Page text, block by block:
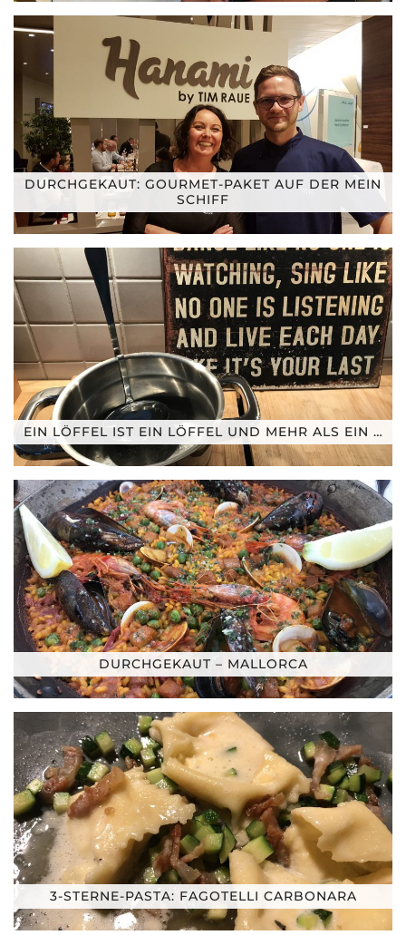
DURCHGEKAUT: GOURMET-PAKET AUF DER MEIN
SCHIFF
EIN LÖFFEL IST EIN LÖFFEL UND MEHR ALS EIN …
DURCHGEKAUT – MALLORCA
3-STERNE-PASTA: FAGOTELLI CARBONARA